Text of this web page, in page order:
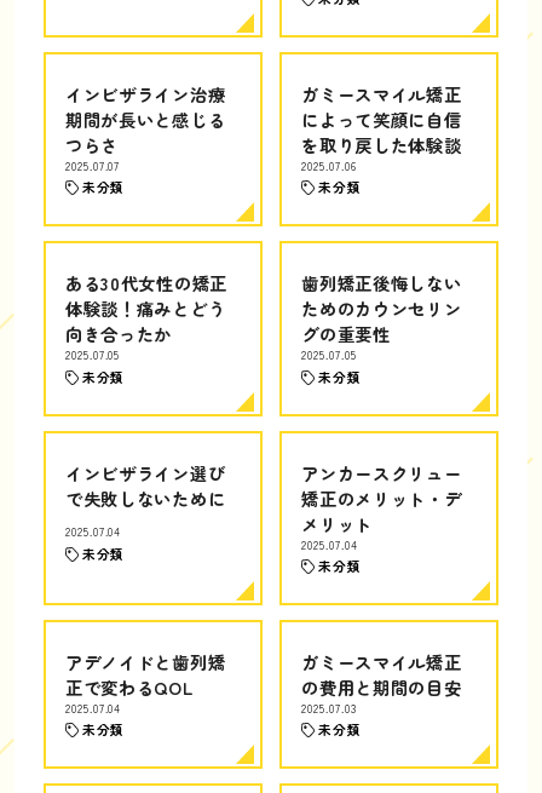
インビザライン治療
期間が長いと感じる
つらさ
2025.07.07
未分類
ガミースマイル矯正
によって笑顔に自信
を取り戻した体験談
2025.07.06
未分類
ある30代女性の矯正
体験談！痛みとどう
向き合ったか
2025.07.05
未分類
歯列矯正後悔しない
ためのカウンセリン
グの重要性
2025.07.05
未分類
インビザライン選び
で失敗しないために
2025.07.04
未分類
アンカースクリュー
矯正のメリット・デ
メリット
2025.07.04
未分類
アデノイドと歯列矯
正で変わるQOL
2025.07.04
未分類
ガミースマイル矯正
の費用と期間の目安
2025.07.03
未分類